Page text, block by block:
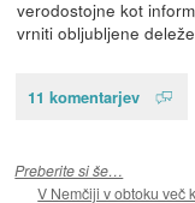
verodostojne kot
vrniti obljubljene
11 komentarjev
Preberite si še…
V Nemčiji v obtoku več